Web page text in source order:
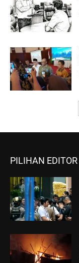
PILIHAN EDITOR